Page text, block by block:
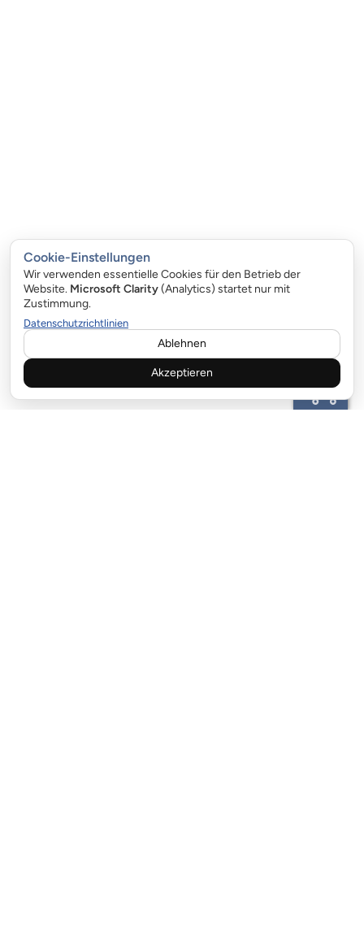
Cookie-Einstellungen
Wir verwenden essentielle Cookies für den Betrieb der
Website. Microsoft Clarity(Analytics) startet nur mit
Zustimmung.
Datenschutzrichtlinien
Ablehnen
Akzeptieren